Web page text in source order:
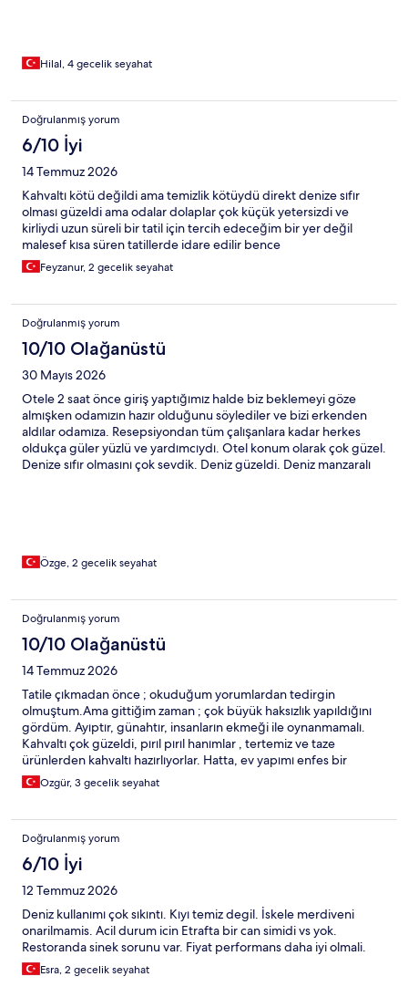
Hilal, 4 gecelik seyahat
Doğrulanmış yorum
6/10 İyi
14 Temmuz 2026
Kahvaltı kötü değildi ama temizlik kötüydü direkt denize sıfır
olması güzeldi ama odalar dolaplar çok küçük yetersizdi ve
kirliydi uzun süreli bir tatil için tercih edeceğim bir yer değil
malesef kısa süren tatillerde idare edilir bence
Feyzanur, 2 gecelik seyahat
Doğrulanmış yorum
10/10 Olağanüstü
30 Mayıs 2026
Otele 2 saat önce giriş yaptığımız halde biz beklemeyi göze
almışken odamızın hazır olduğunu söylediler ve bizi erkenden
aldılar odamıza. Resepsiyondan tüm çalışanlara kadar herkes
oldukça güler yüzlü ve yardımcıydı. Otel konum olarak çok güzel.
Denize sıfır olmasını çok sevdik. Deniz güzeldi. Deniz manzaralı
Özge, 2 gecelik seyahat
Doğrulanmış yorum
10/10 Olağanüstü
14 Temmuz 2026
Tatile çıkmadan önce ; okuduğum yorumlardan tedirgin
olmuştum.Ama gittiğim zaman ; çok büyük haksızlık yapıldığını
gördüm. Ayıptır, günahtır, insanların ekmeği ile oynanmamalı.
Kahvaltı çok güzeldi, pırıl pırıl hanımlar , tertemiz ve taze
ürünlerden kahvaltı hazırlıyorlar. Hatta, ev yapımı enfes bir
limonata da vardı. Güleryüzlü ve son derece yardımsever
personel hizmet ediyor. Cunda’da , o mevkideki , kendisini ait
havuzuna da girebilirsiniz. Çok memnun kaldık, tekrar gitmek için
gün sayıyoruz.
Ozgür, 3 gecelik seyahat
Doğrulanmış yorum
6/10 İyi
12 Temmuz 2026
Deniz kullanımı çok sıkıntı. Kıyı temiz degil. İskele merdiveni
onarilmamis. Acil durum icin Etrafta bir can simidi vs yok.
Restoranda sinek sorunu var. Fiyat performans daha iyi olmali.
Esra, 2 gecelik seyahat